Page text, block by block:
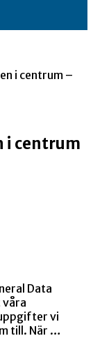
i centrum –
i centrum
Data
vi
till. När …